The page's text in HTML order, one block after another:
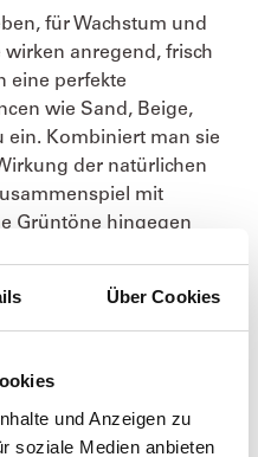
Über Cookies
und Anzeigen zu
soziale Medien anbieten
für Wachstum und
wirken anregend, frisch
eine perfekte
wie Sand, Beige,
ein. Kombiniert man sie
der natürlichen
mit
Grüntöne hingegen
Brauntönen verstärkt
entstehen durch
Wer es kontrastreich
Grüntöne auch